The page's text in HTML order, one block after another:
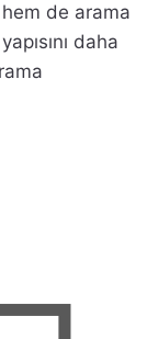
de arama
daha